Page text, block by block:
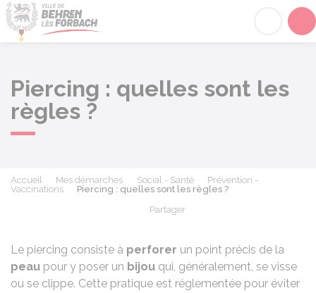
Piercing : quelles sont les
règles ?
Accueil Mes démarches Social - Santé
Prévention -
Vaccinations
Piercing : quelles sont les règles ?
Partager
Le piercing consiste à perforer un point précis de la
peau pour y poser un bijou qui, généralement, se visse
ou se clippe. Cette pratique est réglementée pour éviter